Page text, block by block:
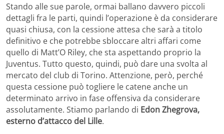
Stando alle sue parole, ormai ballano davvero piccoli
dettagli fra le parti, quindi l’operazione è da considerare
quasi chiusa, con la cessione attesa che sarà a titolo
definitivo e che potrebbe sbloccare altri affari come
quello di Matt’O Riley, che sta aspettando proprio la
Juventus. Tutto questo, quindi, può dare una svolta al
mercato del club di Torino. Attenzione, però, perché
questa cessione può togliere le catene anche un
determinato arrivo in fase offensiva da considerare
assolutamente. Stiamo parlando di Edon Zhegrova,
esterno d’attacco del Lille.